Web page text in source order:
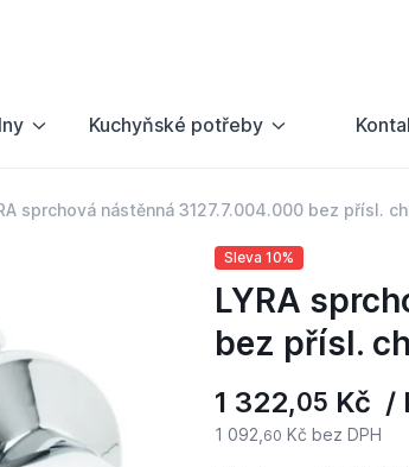
Kuchyňské potřeby
sprchová nástěnná 3127.7.004.000 bez přísl.
Sleva 10%
LYRA
bez přísl.
1 322,05 Kč /
1 092, 60 Kč bez DPH